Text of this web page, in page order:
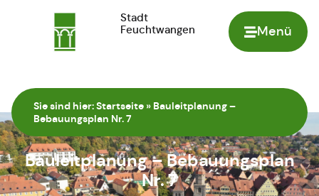
Menü
Stadt
Feuchtwangen
Sie sind hier:Startseite » Bauleitplanung –
Bebauungsplan Nr. 7
Bauleitplanung – Bebauungsplan
Nr. 7